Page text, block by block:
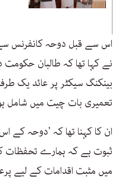
اس سے قبل دوحہ کانفرنس
نے کہا تھا کہ طالبان حکومت
بینکنگ سیکٹر پر عائد یک
تعمیری بات چیت میں شامل
ان کا کہنا تھا کہ ’دوحہ کے
ثبوت ہے کہ ہمارے تحفظات
میں مثبت اقدامات کے لیے